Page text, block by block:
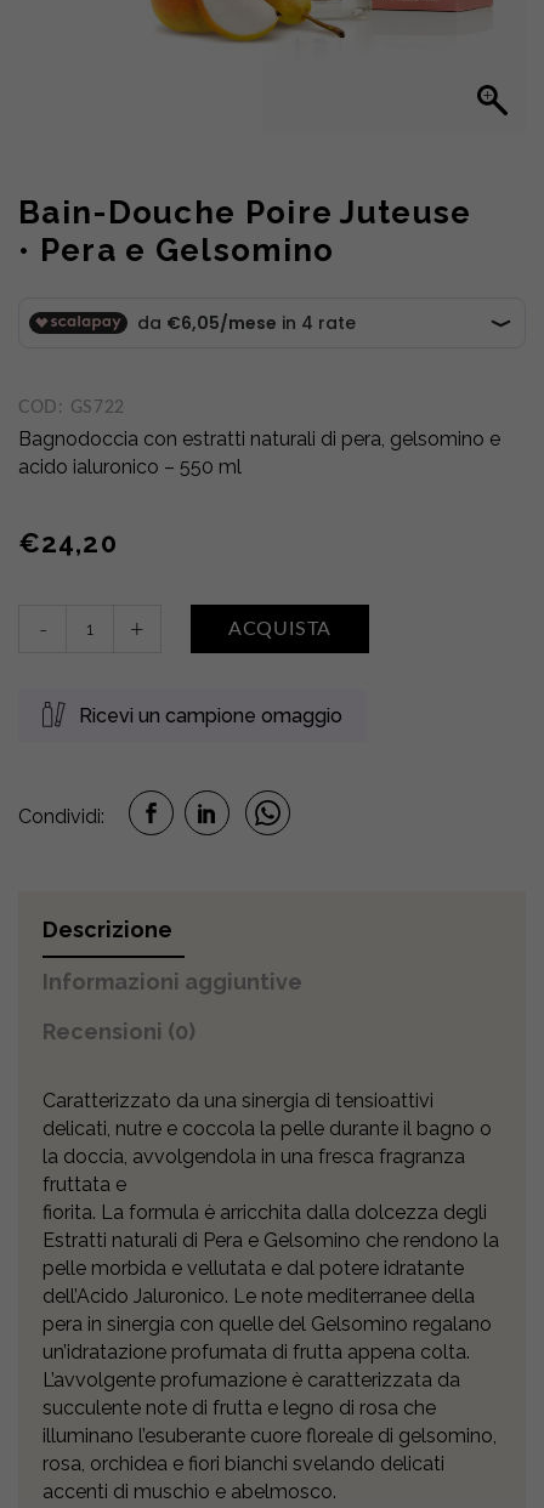
Bain-Douche Poire Juteuse
• Pera e Gelsomino
COD: GS722
Bagnodoccia con estratti naturali di pera, gelsomino e
acido ialuronico – 550 ml
€24,20
Juteuse
Gelsomino
- + ACQUISTA
Ricevi un campione omaggio
Condividi:
Descrizione
Informazioni aggiuntive
Recensioni (0)
Caratterizzato da una sinergia di tensioattivi
delicati, nutre e coccola la pelle durante il bagno o
la doccia, avvolgendola in una fresca fragranza
fruttata e
fiorita. La formula è arricchita dalla dolcezza degli
Estratti naturali di Pera e Gelsomino che rendono la
pelle morbida e vellutata e dal potere idratante
dell’Acido Jaluronico. Le note mediterranee della
pera in sinergia con quelle del Gelsomino regalano
un’idratazione profumata di frutta appena colta.
L’avvolgente profumazione è caratterizzata da
succulente note di frutta e legno di rosa che
illuminano l’esuberante cuore floreale di gelsomino,
rosa, orchidea e fiori bianchi svelando delicati
accenti di muschio e abelmosco.